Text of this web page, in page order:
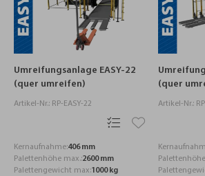
Umreifungsanlage EASY-22
(quer umreifen)
Artikel-Nr.: RP-EASY-22
Kernaufnahme:406 mm
Palettenhöhe max.:2600 mm
Palettengewicht max:1000 kg
(quer
Artikel-Nr.: